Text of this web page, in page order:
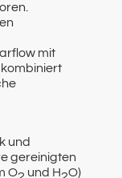
mit
und
gereinigten
O
und H
O)